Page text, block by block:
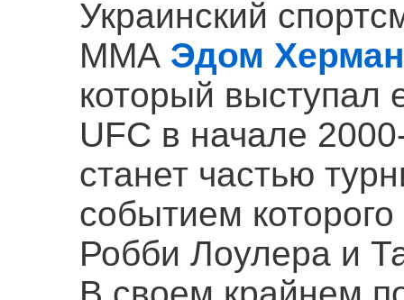
Украинский
ММА Эдом
который выступал
UFC в начале
станет частью
событием
Робби Лоулера и